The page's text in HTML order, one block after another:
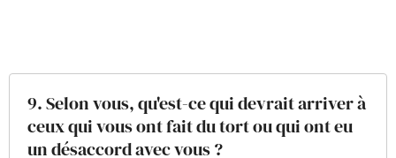
9. Selon vous, qu'est-ce qui devrait arriver à
ceux qui vous ont fait du tort ou qui ont eu
un désaccord avec vous ?